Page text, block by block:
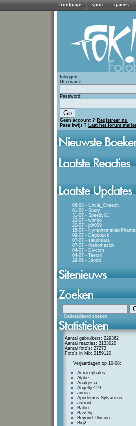
frontpage sport games
Inloggen:
Username:
Password:
Geen account ? Registreer nu
Pass kwijt ? Laat het forum
06-08 - Uncle_Cheech
01-08 - Soury
31-07 - SpeedyGJ
22-07 - wimbo
20-07 - jdh009
15-07 -
09-07 - Dagoduck
07-07 - sleuthtiara
07-07 - firehomesick
04-07 - Divcom
04-07 - Teerzii
29-06 - Jdood
Gedetailleerd zoeken
Aantal gebruikers: 229362
Aantal reacties: 3133020
Aantal foto's: 27273
Foto's in Mb: 2159120
Verjaardagen op 10-08:
Acrocephalus
Alpke
Analgesia
Angeltje123
annea
Apodemus-Sylvaticus
astroid
Balou.
BasOlij
Beyond_Illusion
Big2